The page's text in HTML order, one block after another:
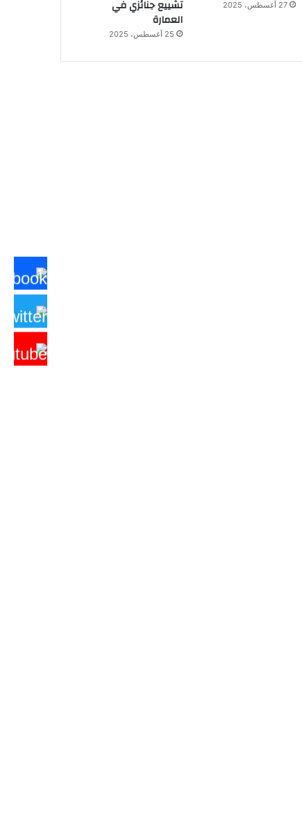
27 أغسطس، 2025
تشييع جنائزي في
العمارة
25 أغسطس، 2025